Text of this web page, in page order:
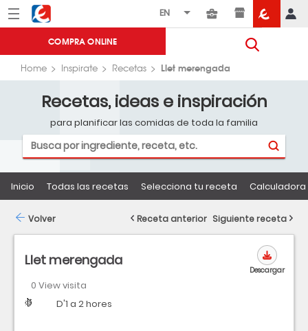
Menú Eroski
COMPRA ONLINE
Home Inspirate Recetas Llet merengada
Recetas, ideas e inspiración
para planificar las comidas de toda la familia
Inicio Todas las recetas Selecciona tu receta
Llet merengada
0 View visita
Dificultad
Tiempo D'1 a 2 hores
Descargar
Volver Receta anterior Siguiente receta